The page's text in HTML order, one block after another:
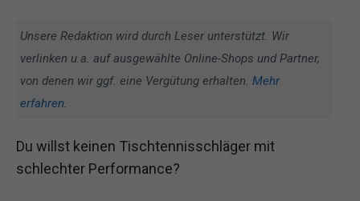
Unsere Redaktion wird durch Leser unterstützt. Wir
verlinken u.a. auf ausgewählte Online-Shops und Partner,
von denen wir ggf. eine Vergütung erhalten. Mehr
erfahren.
Du willst keinen Tischtennisschläger mit
schlechter Performance?